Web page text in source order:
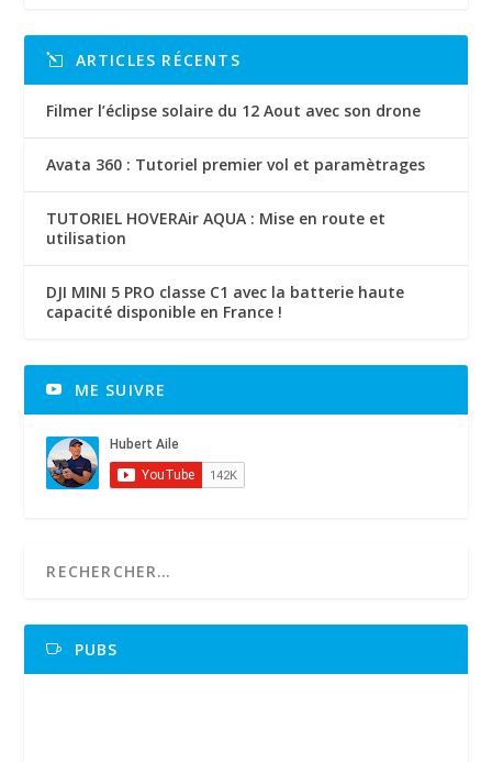
ARTICLES RÉCENTS
Filmer l’éclipse solaire du 12 Aout avec son drone
Avata 360 : Tutoriel premier vol et paramètrages
TUTORIEL HOVERAir AQUA : Mise en route et
utilisation
DJI MINI 5 PRO classe C1 avec la batterie haute
capacité disponible en France !
ME SUIVRE
PUBS